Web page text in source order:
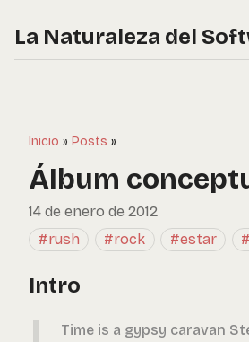
La Naturaleza del
Inicio » Posts »
Álbum
14 de enero de 2012
#rush
#rock #estar
Intro
Time is a gypsy caravan